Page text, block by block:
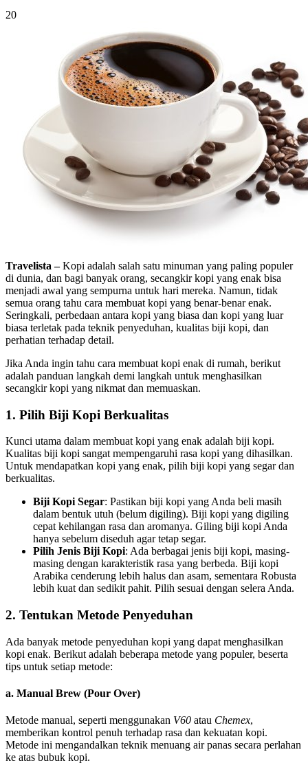
20
Travelista –Kopi adalah salah satu minuman yang paling populer
di dunia, dan bagi banyak orang, secangkir kopi yang enak bisa
menjadi awal yang sempurna untuk hari mereka. Namun, tidak
semua orang tahu cara membuat kopi yang benar-benar enak.
Seringkali, perbedaan antara kopi yang biasa dan kopi yang luar
biasa terletak pada teknik penyeduhan, kualitas biji kopi, dan
perhatian terhadap detail.
Jika Anda ingin tahu cara membuat kopi enak di rumah, berikut
adalah panduan langkah demi langkah untuk menghasilkan
secangkir kopi yang nikmat dan memuaskan.
1. Pilih Biji Kopi Berkualitas
Kunci utama dalam membuat kopi yang enak adalah biji kopi.
Kualitas biji kopi sangat mempengaruhi rasa kopi yang dihasilkan.
Untuk mendapatkan kopi yang enak, pilih biji kopi yang segar dan
berkualitas.
Biji Kopi Segar: Pastikan biji kopi yang Anda beli masih
dalam bentuk utuh (belum digiling). Biji kopi yang digiling
cepat kehilangan rasa dan aromanya. Giling biji kopi Anda
hanya sebelum diseduh agar tetap segar.
Pilih Jenis Biji Kopi: Ada berbagai jenis biji kopi, masing-
masing dengan karakteristik rasa yang berbeda. Biji kopi
Arabika cenderung lebih halus dan asam, sementara Robusta
lebih kuat dan sedikit pahit. Pilih sesuai dengan selera Anda.
2. Tentukan Metode Penyeduhan
Ada banyak metode penyeduhan kopi yang dapat menghasilkan
kopi enak. Berikut adalah beberapa metode yang populer, beserta
tips untuk setiap metode:
a. Manual Brew (Pour Over)
Metode manual, seperti menggunakan V60 atau Chemex,
memberikan kontrol penuh terhadap rasa dan kekuatan kopi.
Metode ini mengandalkan teknik menuang air panas secara perlahan
ke atas bubuk kopi.